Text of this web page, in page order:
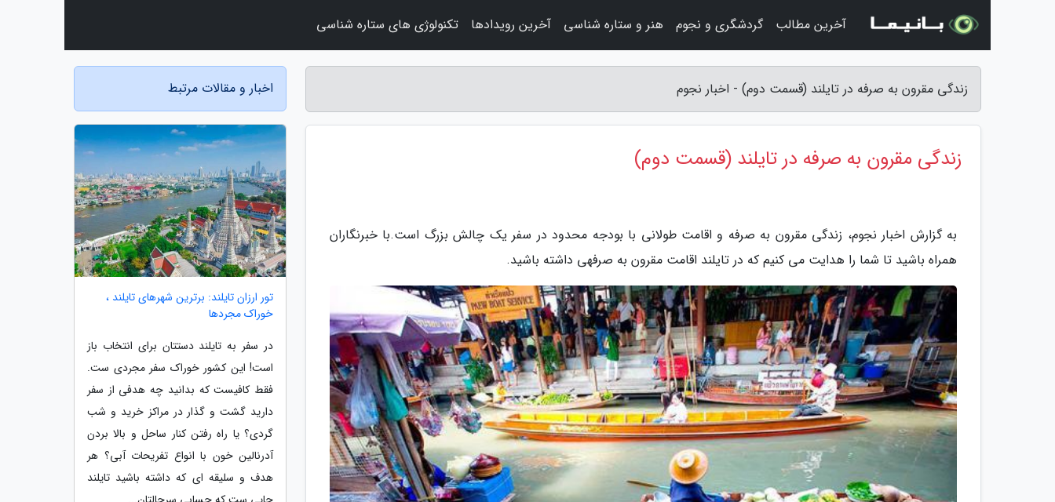
زندگی مقرون به صرفه در تایلند (قسمت دوم) - اخبار نجوم
زندگی مقرون به صرفه در تایلند (قسمت دوم)
به گزارش اخبار نجوم، زندگی مقرون به صرفه و اقامت طولانی با بودجه محدود در سفر یک چالش بزرگ است.با خبرنگاران
همراه باشید تا شما را هدایت می کنیم که در تایلند اقامت مقرون به صرفهی داشته باشید.
اخبار و مقالات مرتبط
تور ارزان تایلند: برترین شهرهای تایلند ،
خوراک مجردها
در سفر به تایلند دستتان برای انتخاب باز
است! این کشور خوراک سفر مجردی ست.
فقط کافیست که بدانید چه هدفی از سفر
دارید گشت و گذار در مراکز خرید و شب
گردی؟ یا راه رفتن کنار ساحل و بالا بردن
آدرنالین خون با انواع تفریحات آبی؟ هر
هدف و سلیقه ای که داشته باشید تایلند
آخرین مطالب گردشگری و نجوم هنر و ستاره شناسی آخرین رویدادها تکنولوژی های ستاره شناسی